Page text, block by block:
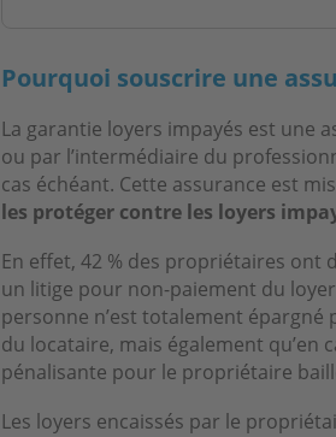
Pourquoi souscrire une
La garantie loyers impayés est une
ou par l’intermédiaire du
cas échéant. Cette assurance est
les protéger contre les loyers
En effet, 42 % des propriétaires ont
un litige pour non-paiement du
personne n’est totalement
du locataire, mais également qu’en
pénalisante pour le propriétaire
Les loyers encaissés par le